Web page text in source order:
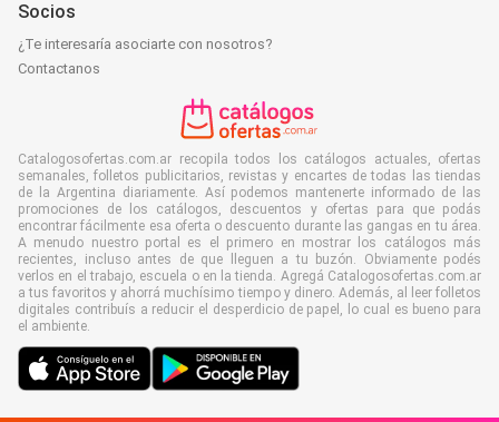
Socios
¿Te interesaría asociarte con nosotros?
Contactanos
Catalogosofertas.com.ar recopila todos los catálogos actuales, ofertas
semanales, folletos publicitarios, revistas y encartes de todas las tiendas
de la Argentina diariamente. Así podemos mantenerte informado de las
promociones de los catálogos, descuentos y ofertas para que podás
encontrar fácilmente esa oferta o descuento durante las gangas en tu área.
A menudo nuestro portal es el primero en mostrar los catálogos más
recientes, incluso antes de que lleguen a tu buzón. Obviamente podés
verlos en el trabajo, escuela o en la tienda. Agregá Catalogosofertas.com.ar
a tus favoritos y ahorrá muchísimo tiempo y dinero. Además, al leer folletos
digitales contribuís a reducir el desperdicio de papel, lo cual es bueno para
el ambiente.